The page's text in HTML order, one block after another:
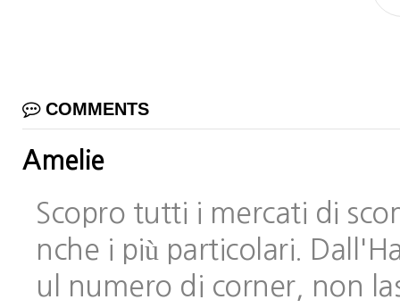
COMMENTS
Amelie
Scopro tutti i mercati di
nche i più particolari.
ul numero di corner, non